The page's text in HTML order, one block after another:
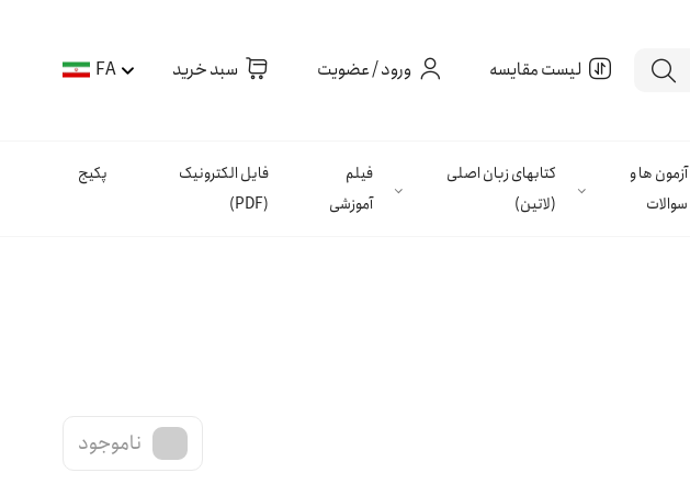
لیست مقایسه ورود / عضویت سبد خرید FA
آزمون ها و
سوالات
کتابهای زبان اصلی
(لاتین)
فیلم
آموزشی
فایل الکترونیک
(PDF)
پکیج
ناموجود